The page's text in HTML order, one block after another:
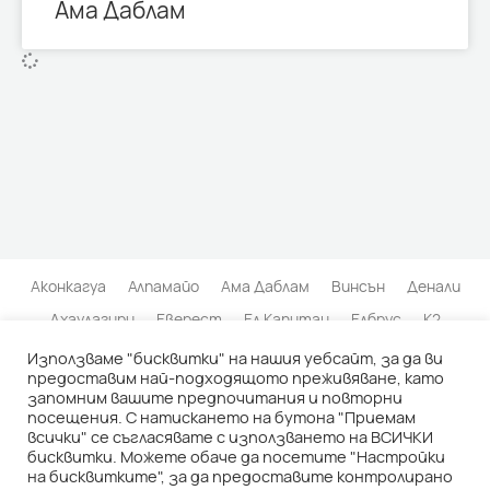
Ама Даблам
Аконкагуа Алпамайо Ама Даблам Винсън
Денали
Дхаулагири
Еверест Ел Капитан Елбрус
К2
Кангчендзьонга
Килиманджаро
Матерхорн
Нанда Деви
Пунчак Джая Серо Торе
Тхалай Сагар
Транго Тауърс
Чимборасо
© 2026 | АРХИВ НА БЪЛГАРСКИТЕ ИЗКАЧВАНИЯ | Политика на
Използваме "бисквитки" на нашия уебсайт, за да ви
предоставим най-подходящото преживяване, като
запомним вашите предпочитания и повторни
посещения. С натискането на бутона "Приемам
всички" се съгласявате с използването на ВСИЧКИ
бисквитки. Можете обаче да посетите "Настройки
на бисквитките", за да предоставите контролирано